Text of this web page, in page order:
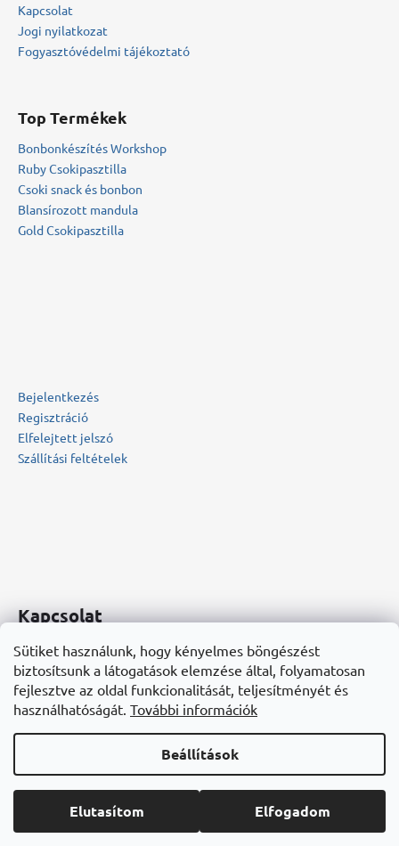
Sütiket használunk, hogy kényelmes böngészést
biztosítsunk a látogatások elemzése által, folyamatosan
fejlesztve az oldal funkcionalitását, teljesítményét és
használhatóságát. További információk
Beállítások
Elutasítom Elfogadom
Kapcsolat
Jogi nyilatkozat
Fogyasztóvédelmi tájékoztató
Top Termékek
Bonbonkészítés Workshop
Ruby Csokipasztilla
Csoki snack és bonbon
Blansírozott mandula
Gold Csokipasztilla
Bejelentkezés
Regisztráció
Elfelejtett jelszó
Szállítási feltételek
Kapcsolat
info@bonbonarium.hu
+36 20 555-4955
Bonbonárium
Copyright 2026Bonbonárium. Minden jog fenntartva.Süti
beállítások szerkesztése